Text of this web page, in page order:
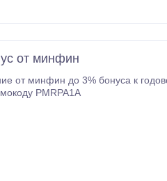
от минфин
от минфин до 3% бонуса к
PMRPA1A
minfin.